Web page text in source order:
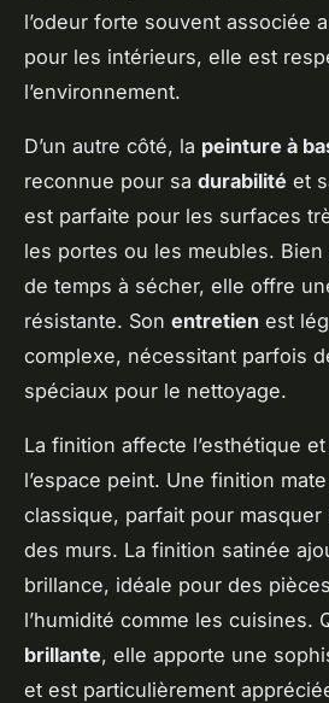
l’odeur forte souvent associée
pour les intérieurs, elle est
l’environnement.
D’un autre côté, la peinture à
reconnue pour sa durabilité et
est parfaite pour les surfaces
les portes ou les meubles. Bien
de temps à sécher, elle offre
résistante. Son entretien est
complexe, nécessitant parfois
spéciaux pour le nettoyage.
La finition affecte l’esthétique
l’espace peint. Une finition
classique, parfait pour
des murs. La finition satinée
brillance, idéale pour des
l’humidité comme les cuisines.
brillante, elle apporte une
et est particulièrement